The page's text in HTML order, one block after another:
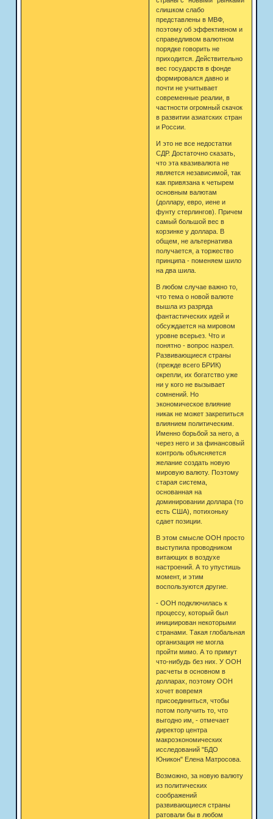
слишком слабо
представлены в МВФ,
поэтому об эффективном и
справедливом валютном
порядке говорить не
приходится. Действительно
вес государств в фонде
формировался давно и
почти не учитывает
современные реалии, в
частности огромный скачок
в развитии азиатских стран
и России.
И это не все недостатки
СДР. Достаточно сказать,
что эта квазивалюта не
является независимой, так
как привязана к четырем
основным валютам
(доллару, евро, иене и
фунту стерлингов). Причем
самый большой вес в
корзинке у доллара. В
общем, не альтернатива
получается, а торжество
принципа - поменяем шило
на два шила.
В любом случае важно то,
что тема о новой валюте
вышла из разряда
фантастических идей и
обсуждается на мировом
уровне всерьез. Что и
понятно - вопрос назрел.
Развивающиеся страны
(прежде всего БРИК)
окрепли, их богатство уже
ни у кого не вызывает
сомнений. Но
экономическое влияние
никак не может закрепиться
влиянием политическим.
Именно борьбой за него, а
через него и за финансовый
контроль объясняется
желание создать новую
мировую валюту. Поэтому
старая система,
основанная на
доминировании доллара (то
есть США), потихоньку
сдает позиции.
В этом смысле ООН просто
выступила проводником
витающих в воздухе
настроений. А то упустишь
момент, и этим
воспользуются другие.
- ООН подключилась к
процессу, который был
инициирован некоторыми
странами. Такая глобальная
организация не могла
пройти мимо. А то примут
что-нибудь без них. У ООН
расчеты в основном в
долларах, поэтому ООН
хочет вовремя
присоединиться, чтобы
потом получить то, что
выгодно им, - отмечает
директор центра
макроэкономических
исследований "БДО
Юникон" Елена Матросова.
Возможно, за новую валюту
из политических
соображений
развивающиеся страны
ратовали бы в любом